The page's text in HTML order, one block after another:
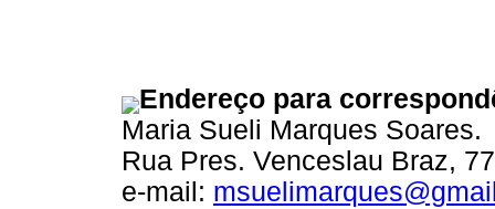
Endereço para
Maria Sueli Marques Soares.
Rua Pres. Venceslau Braz,
e-mail: